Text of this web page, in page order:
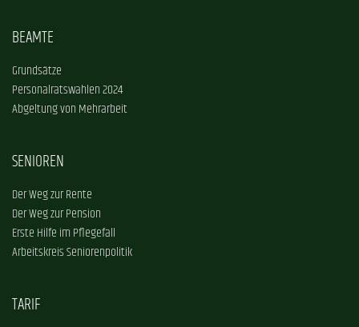
BEAMTE
Grundsätze
Personalratswahlen 2024
Abgeltung von Mehrarbeit
SENIOREN
Der Weg zur Rente
Der Weg zur Pension
Erste Hilfe im Pflegefall
Arbeitskreis Seniorenpolitik
TARIF